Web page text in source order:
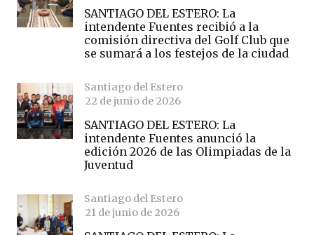
SANTIAGO DEL ESTERO: La
intendente Fuentes recibió a la
comisión directiva del Golf Club que
se sumará a los festejos de la ciudad
Santiago del Estero
22 de junio de 2026
SANTIAGO DEL ESTERO: La
intendente Fuentes anunció la
edición 2026 de las Olimpiadas de la
Juventud
Santiago del Estero
21 de junio de 2026